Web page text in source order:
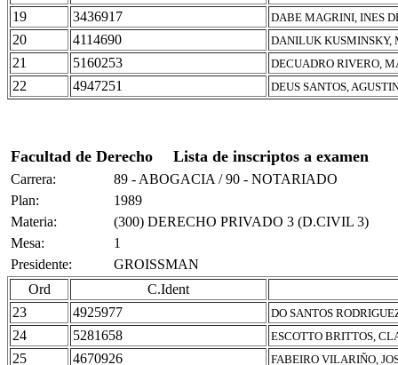
19 3436917 DABE MAGRINI, INES
20 4114690 DANILUK KUSMINSKY,
21 5160253 DECUADRO RIVERO,
22 4947251 DEUS SANTOS,
Facultad de Derecho Lista de inscriptos a examen
Carrera:
89 - ABOGACIA / 90 - NOTARIADO
Plan:
1989
Materia:
(300) DERECHO PRIVADO 3 (D.CIVIL 3)
Mesa:
1
Presidente:
GROISSMAN
Ord
C.Ident
23
4925977 DO SANTOS
24 5281658 ESCOTTO BRITTOS,
25 4670926 FABEIRO VILARIÑO,